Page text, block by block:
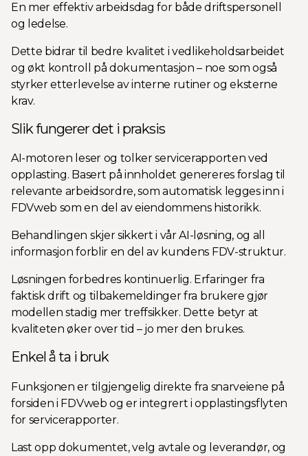
En mer effektiv arbeidsdag for både driftspersonell
og ledelse.
Dette bidrar til bedre kvalitet i vedlikeholdsarbeidet
og økt kontroll på dokumentasjon – noe som også
styrker etterlevelse av interne rutiner og eksterne
krav.
Slik fungerer det i praksis
AI-motoren leser og tolker servicerapporten ved
opplasting. Basert på innholdet genereres forslag til
relevante arbeidsordre, som automatisk legges inn i
FDVweb som en del av eiendommens historikk.
Behandlingen skjer sikkert i vår AI-løsning, og all
informasjon forblir en del av kundens FDV-struktur.
Løsningen forbedres kontinuerlig. Erfaringer fra
faktisk drift og tilbakemeldinger fra brukere gjør
modellen stadig mer treffsikker. Dette betyr at
kvaliteten øker over tid – jo mer den brukes.
Enkel å ta i bruk
Funksjonen er tilgjengelig direkte fra snarveiene på
forsiden i FDVweb og er integrert i opplastingsflyten
for servicerapporter.
Last opp dokumentet, velg avtale og leverandør, og